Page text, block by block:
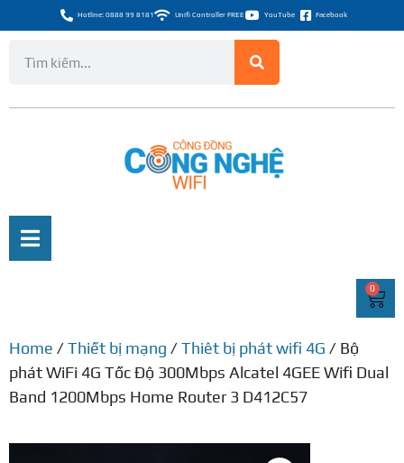
Hotline: 0888 99 8181 Unifi Controller FREE YouTube Facebook
0
Home /Thiết bị mạng /Thiêt bị phát wifi 4G / Bộ
phát WiFi 4G Tốc Độ 300Mbps Alcatel 4GEE Wifi Dual
Band 1200Mbps Home Router 3 D412C57